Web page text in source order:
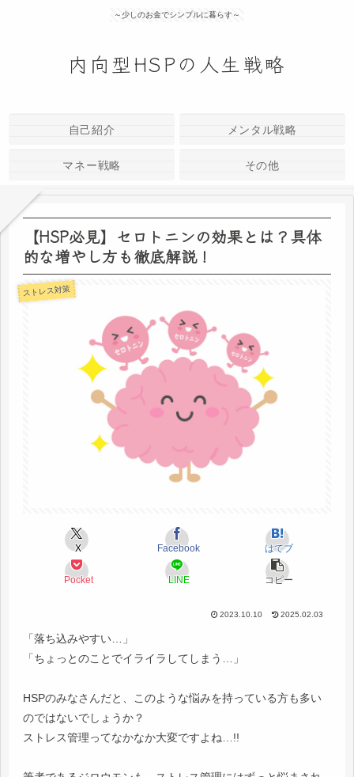
～少しのお金でシンプルに暮らす～
内向型HSPの人生戦略
自己紹介 メンタル戦略
マネー戦略 その他
【HSP必見】セロトニンの効果とは？具体
的な増やし方も徹底解説！
ストレス対策
X Facebook はてブ
Pocket LINE コピー
2023.10.10 2025.02.03
「落ち込みやすい…」
「ちょっとのことでイライラしてしまう…」
HSPのみなさんだと、このような悩みを持っている方も多い
のではないでしょうか？
ストレス管理ってなかなか大変ですよね…!!